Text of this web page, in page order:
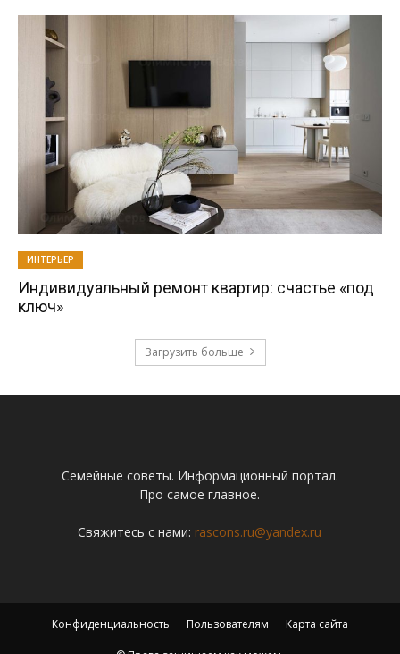
ИНТЕРЬЕР
Индивидуальный ремонт квартир: счастье «под
ключ»
Загрузить больше
Семейные советы. Информационный портал.
Про самое главное.
Свяжитесь с нами: rascons.ru@yandex.ru
Конфиденциальность Пользователям Карта сайта